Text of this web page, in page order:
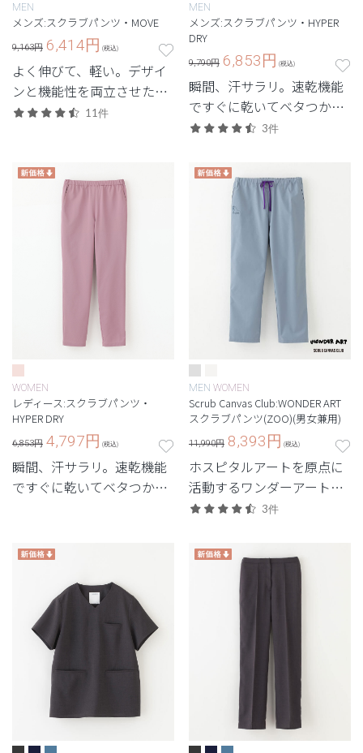
MEN
メンズ:スクラブパンツ・MOVE
9,163円 6,414円 (税込)
よく伸びて、軽い。デザイ
ンと機能性を両立させた定
番・高機能モデル。
11件
MEN
メンズ:スクラブパンツ・HYPER
DRY
9,790円 6,853円 (税込)
瞬間、汗サラリ。速乾機能
ですぐに乾いてベタつかな
いスクラブ。3件
WOMEN
レディース:スクラブパンツ・
HYPER DRY
6,853円 4,797円 (税込)
瞬間、汗サラリ。速乾機能
ですぐに乾いてベタつかな
MEN WOMEN
Scrub Canvas Club:WONDER ART
スクラブパンツ(ZOO)(男女兼用)
11,990円 8,393円 (税込)
ホスピタルアートを原点に
活動するワンダーアートと
のコラボモデル第2弾。世
ラブ。
3件